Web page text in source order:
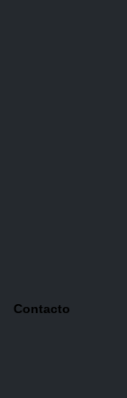
Contacto